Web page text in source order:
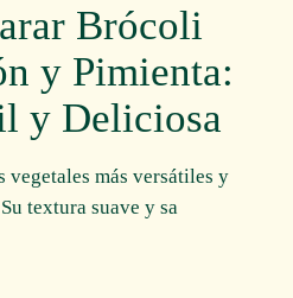
Brócoli
y Pimienta:
y Deliciosa
vegetales más versátiles y
textura suave y sa